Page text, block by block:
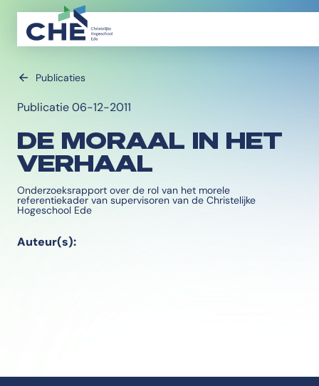
Publicaties
Publicatie 06-12-2011
DE MORAAL IN HET
VERHAAL
Onderzoeksrapport over de rol van het morele
referentiekader van supervisoren van de Christelijke
Hogeschool Ede
Auteur(s):